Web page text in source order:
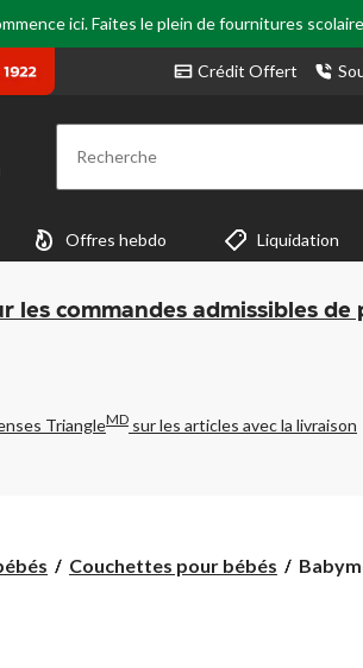
ici. Faites le plein de fournitures
Crédit Offert
Recherche
Offres hebdo Liquidation
les commandes admissibles de
TriangleMD sur les articles avec la livraison
Couchettes pour bébés